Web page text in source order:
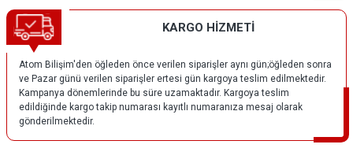
KARGO HİZMETİ
Atom Bilişim'den öğleden önce verilen siparişler aynı gün;öğleden sonra
ve Pazar günü verilen siparişler ertesi gün kargoya teslim edilmektedir.
Kampanya dönemlerinde bu süre uzamaktadır. Kargoya teslim
edildiğinde kargo takip numarası kayıtlı numaranıza mesaj olarak
gönderilmektedir.